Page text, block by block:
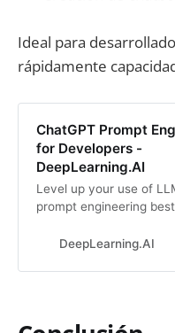
Ideal para
rápidamente
ChatGPT Prompt
for Developers -
DeepLearning.AI
Level up your use of
prompt engineering
LLM calls, and build a
DeepLearning.AI